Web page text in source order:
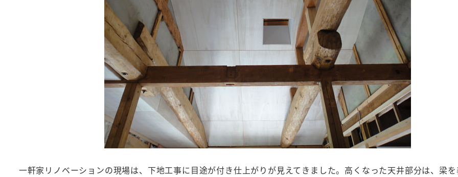
一軒家リノベーションの現場は、下地工事に目途が付き仕上がりが見えてきました。高くなった天井部分は、梁